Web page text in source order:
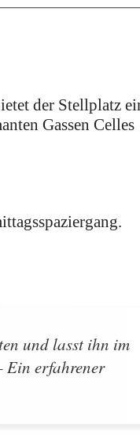
der Stellplatz
Gassen Celles
und lasst ihn im
Ein erfahrener